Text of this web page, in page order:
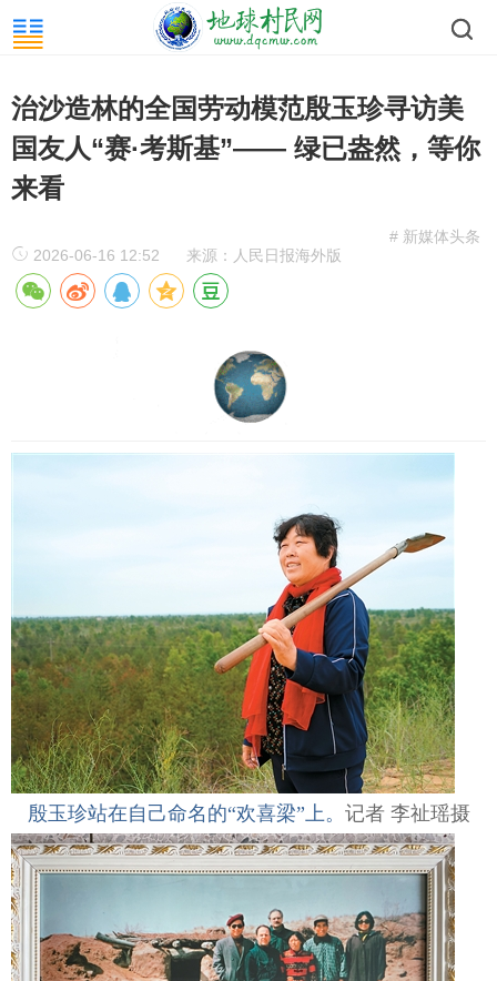
治沙造林的全国劳动模范殷玉珍寻访美
国友人“赛·考斯基”—— 绿已盎然，等你
来看
# 新媒体头条
2026-06-16 12:52
来源：人民日报海外版
殷玉珍站在自己命名的“欢喜梁”上。 记者 李祉瑶摄